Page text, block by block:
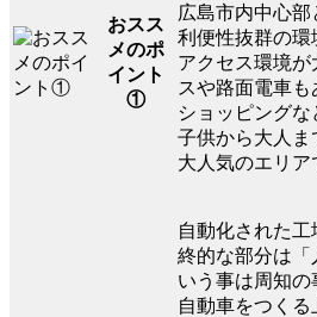
おスス
メのポ
イント
①
広島市内中心
利便性抜群の環
アクセス環境が
スや路面電車
ショッピングな
子供から大人ま
大人気のエリア
自動化された
終的な部分は「
いう事は周知の
自動車をつく